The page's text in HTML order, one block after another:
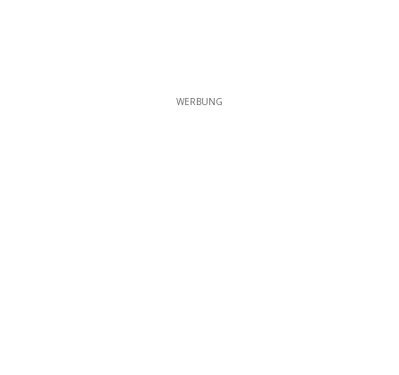
WERBUNG